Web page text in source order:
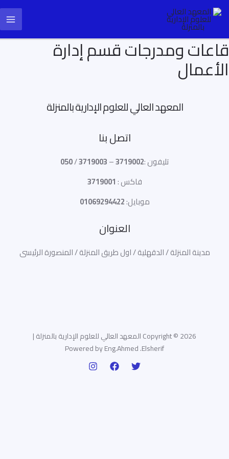
تخطي
إلى
المحتوى
قاعات ومدرجات قسم إدارة
الأعمال
المعهد العالي للعلوم الإدارية بالمنزلة
اتصل بنا
تليفون :3719002
–
3719003
/
050
فاكس :3719001
موبايل:01069294422
العنوان
مدينة المنزلة / الدقهلية / اول طريق المنزلة / المنصورة الرئيسى
Copyright © 2026 المعهد العالي للعلوم الإدارية بالمنزلة |
Powered by Eng.Ahmed .Elsherif